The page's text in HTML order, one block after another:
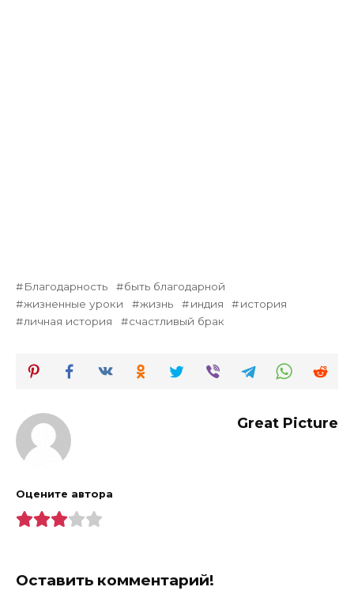
Благодарность
быть благодарной
жизненные уроки
жизнь индия
история
личная история
счастливый брак
Great Picture
Оцените автора
Оставить комментарий!